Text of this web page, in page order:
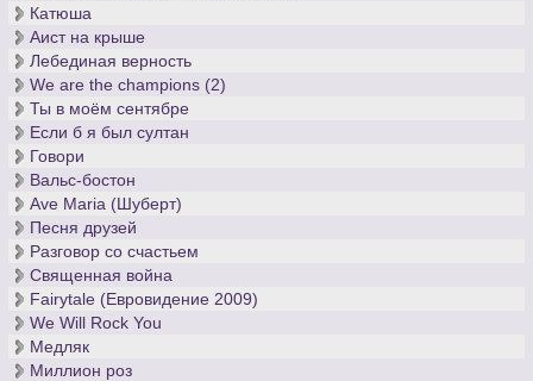
Катюша
Аист на крыше
Лебединая верность
We are the champions (2)
Ты в моём сентябре
Если б я был султан
Говори
Вальс-бостон
Ave Maria (Шуберт)
Песня друзей
Разговор со счастьем
Священная война
Fairytale (Евровидение 2009)
We Will Rock You
Медляк
Миллион роз